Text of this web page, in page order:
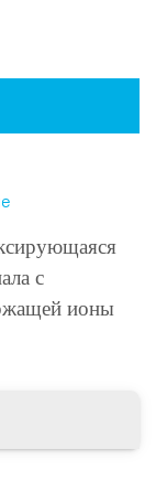
с
ионы